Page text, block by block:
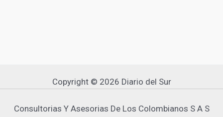
Copyright © 2026 Diario del Sur
Consultorias Y Asesorias De Los Colombianos S A S